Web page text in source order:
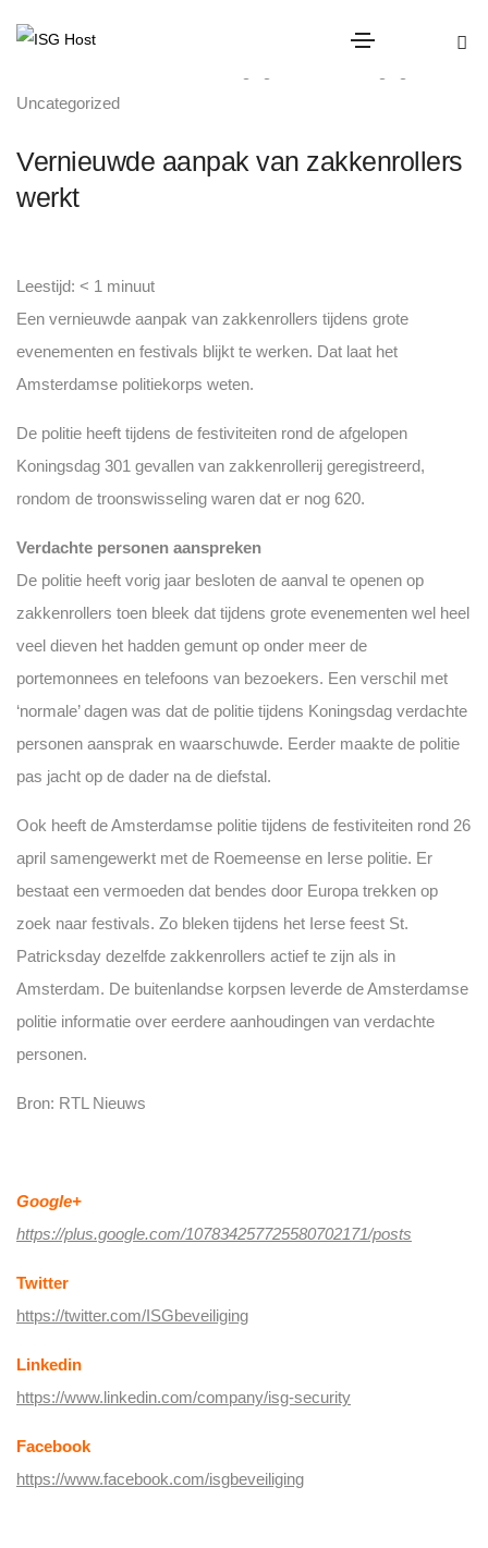
Uncategorized
Vernieuwde aanpak van zakkenrollers
werkt
Leestijd: < 1 minuut
Een vernieuwde aanpak van zakkenrollers tijdens grote
evenementen en festivals blijkt te werken. Dat laat het
Amsterdamse politiekorps weten.
De politie heeft tijdens de festiviteiten rond de afgelopen
Koningsdag 301 gevallen van zakkenrollerij geregistreerd,
rondom de troonswisseling waren dat er nog 620.
Verdachte personen aanspreken
De politie heeft vorig jaar besloten de aanval te openen op
zakkenrollers toen bleek dat tijdens grote evenementen wel heel
veel dieven het hadden gemunt op onder meer de
portemonnees en telefoons van bezoekers. Een verschil met
‘normale’ dagen was dat de politie tijdens Koningsdag verdachte
personen aansprak en waarschuwde. Eerder maakte de politie
pas jacht op de dader na de diefstal.
Ook heeft de Amsterdamse politie tijdens de festiviteiten rond 26
april samengewerkt met de Roemeense en Ierse politie. Er
bestaat een vermoeden dat bendes door Europa trekken op
zoek naar festivals. Zo bleken tijdens het Ierse feest St.
Patricksday dezelfde zakkenrollers actief te zijn als in
Amsterdam. De buitenlandse korpsen leverde de Amsterdamse
politie informatie over eerdere aanhoudingen van verdachte
personen.
Bron: RTL Nieuws
Google+
https://plus.google.com/107834257725580702171/posts
Twitter
https://twitter.com/ISGbeveiliging
Linkedin
https://www.linkedin.com/company/isg-security
Facebook
https://www.facebook.com/isgbeveiliging